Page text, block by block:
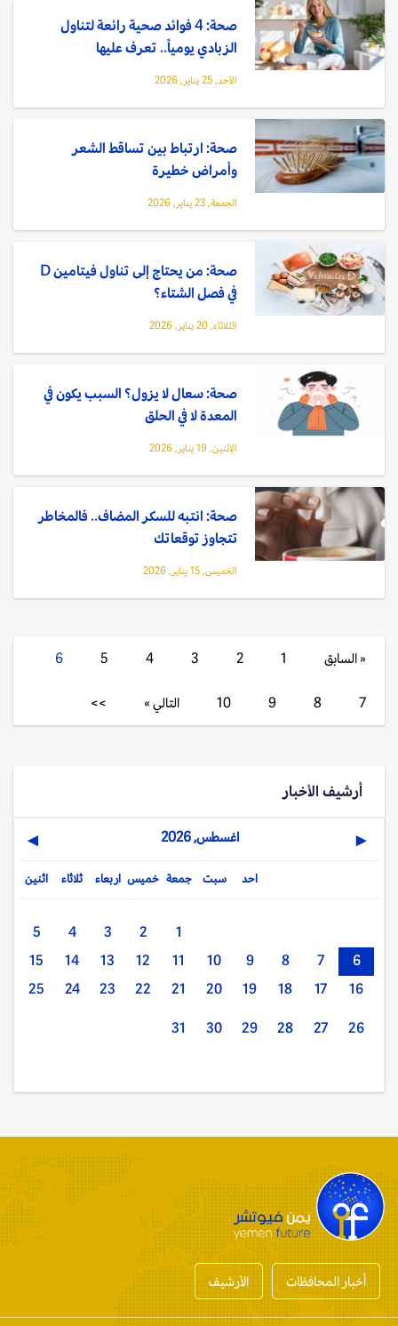
صحة: 4 فوائد صحية رائعة لتناول
الزبادي يومياً.. تعرف عليها
الأحد, 25 يناير, 2026
صحة: ارتباط بين تساقط الشعر
وأمراض خطيرة
الجمعة, 23 يناير, 2026
صحة: من يحتاج إلى تناول فيتامين D
في فصل الشتاء؟
الثلاثاء, 20 يناير, 2026
صحة: سعال لا يزول؟ السبب يكون في
المعدة لا في الحلق
الإثنين, 19 يناير, 2026
صحة: انتبه للسكر المضاف.. فالمخاطر
تتجاوز توقعاتك
الخميس, 15 يناير, 2026
« السابق 1
2
3
4
5
6
7
8
9
10 التالي » >>
أرشيف الأخبار
◀ اغسطس, 2026 ▶
اثنين ثلاثاء اربعاء خميس جمعة سبت احد
1
2
3
4
5
6
7
8
9
10
11
12
13
14
15
16
17
18
19
20
21
22
23
24
25
26
27
28
29
30
31
أخبار المحافظات الأرشيف